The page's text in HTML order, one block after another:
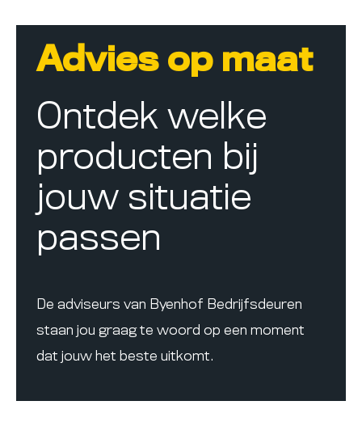
Advies op maat
Ontdek welke
producten bij
jouw situatie
passen
De adviseurs van Byenhof Bedrijfsdeuren
staan jou graag te woord op een moment
dat jouw het beste uitkomt.